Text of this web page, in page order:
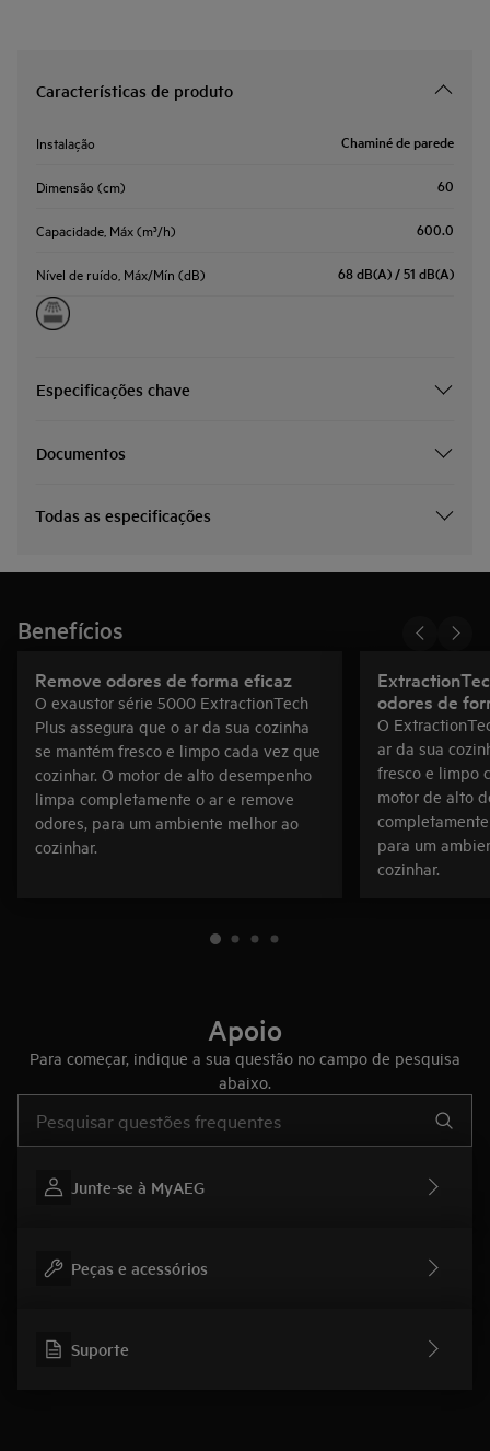
Características de produto
Instalação Chaminé de parede
Dimensão (cm) 60
Capacidade, Máx (m³/h) 600.0
Nível de ruído, Máx/Mín (dB) 68 dB(A) / 51 dB(A)
Especificações chave
Documentos
Todas as especificações
Benefícios
Remove odores de forma eficaz
O exaustor série 5000 ExtractionTech
Plus assegura que o ar da sua cozinha
se mantém fresco e limpo cada vez que
cozinhar. O motor de alto desempenho
limpa completamente o ar e remove
odores, para um ambiente melhor ao
cozinhar.
odores de
O
ar da sua
fresco e limpo
motor de alto
para um
cozinhar.
Apoio
Para começar, indique a sua questão no campo de pesquisa
abaixo.
Junte-se à MyAEG
Peças e acessórios
Suporte